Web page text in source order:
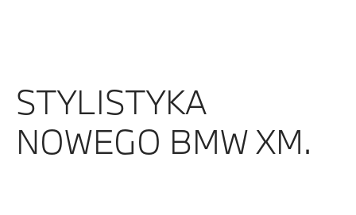
STYLISTYKA
NOWEGO BMW XM.